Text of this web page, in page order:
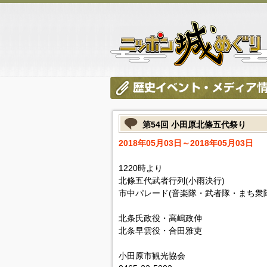
第54回 小田原北條五代祭り
2018年05月03日～2018年05月03日
1220時より
北條五代武者行列(小雨決行)
市中パレード(音楽隊・武者隊・まち衆
北条氏政役・高嶋政伸
北条早雲役・合田雅吏
小田原市観光協会